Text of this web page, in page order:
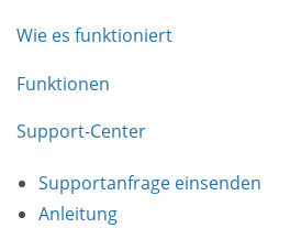
Wie es funktioniert
Funktionen
Support-Center
Supportanfrage einsenden
Anleitung